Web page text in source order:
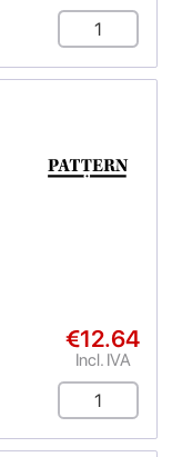
€12.64
Incl. IVA